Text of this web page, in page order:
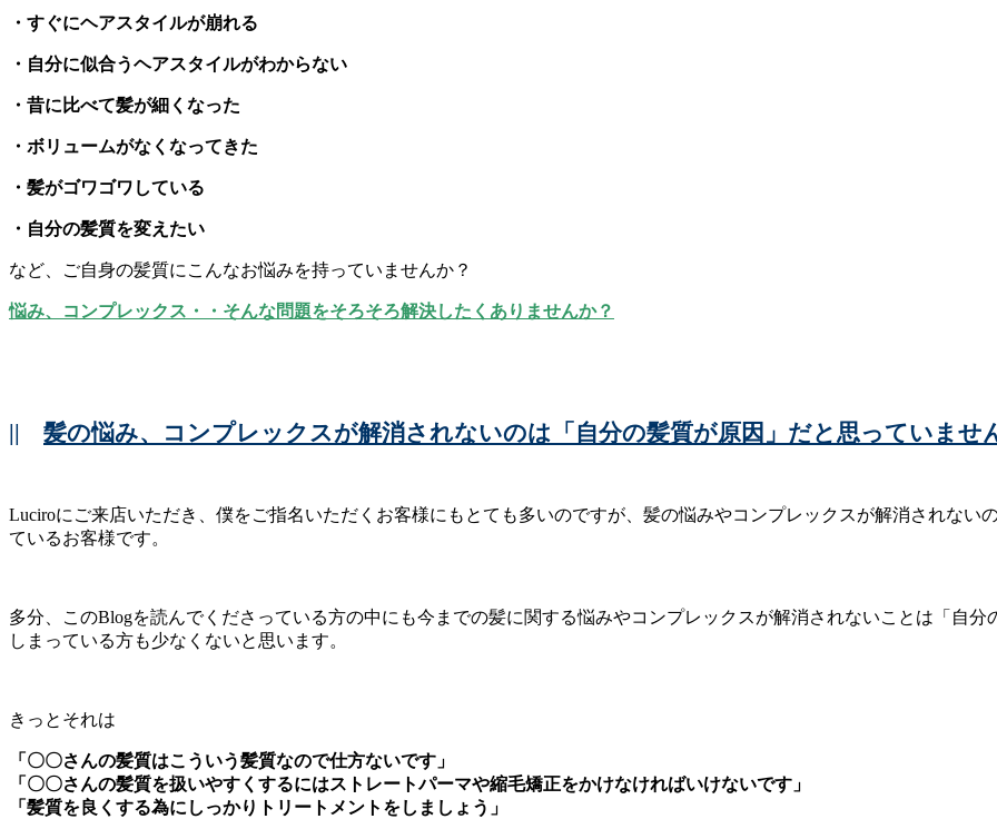
・すぐにヘアスタイルが崩れる
・自分に似合うヘアスタイルがわからない
・昔に比べて髪が細くなった
・ボリュームがなくなってきた
・髪がゴワゴワしている
・自分の髪質を変えたい
など、ご自身の髪質にこんなお悩みを持っていませんか？
悩み、コンプレックス・・そんな問題をそろそろ解決したくありませんか？
|| 髪の悩み、コンプレックスが解消されないのは「自分の髪質が原因」だと思っていませ
Luciroにご来店いただき、僕をご指名いただくお客様にもとても多いのですが、髪の悩みやコンプレックスが解消されない
ているお客様です。
多分、このBlogを読んでくださっている方の中にも今までの髪に関する悩みやコンプレックスが解消されないことは「自
しまっている方も少なくないと思います。
きっとそれは
「〇〇さんの髪質はこういう髪質なので仕方ないです」
「〇〇さんの髪質を扱いやすくするにはストレートパーマや縮毛矯正をかけなければいけないです」
「髪質を良くする為にしっかりトリートメントをしましょう」